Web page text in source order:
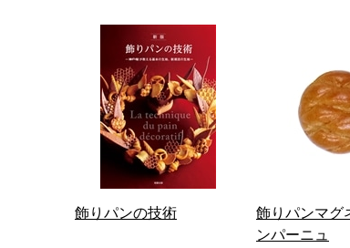
飾りパンの技術
飾りパンマ
ンパーニュ